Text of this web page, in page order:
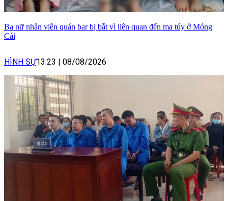
Ba nữ nhân viên quán bar bị bắt vì liên quan đến ma túy ở Móng
Cái
HÌNH SỰ13:23 08/08/2026